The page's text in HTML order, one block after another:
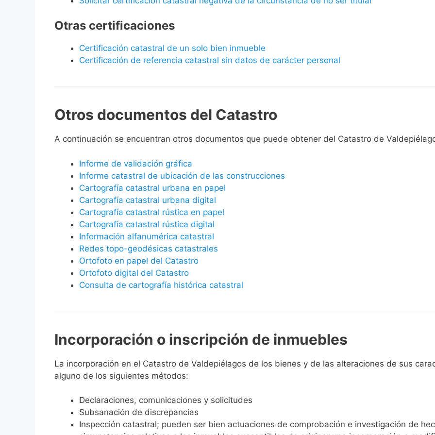
Otras certificaciones
Certificación catastral de un solo bien inmueble
Certificación de referencia catastral sin datos de carácter personal
Otros documentos del Catastro
A continuación se encuentran otros documentos que puede obtener del Catastro de
Informe de validación gráfica
Informe catastral de ubicación de las construcciones
Cartografía catastral urbana en papel
Cartografía catastral urbana digital
Cartografía catastral rústica en papel
Cartografía catastral rústica digital
Información alfanumérica catastral
Redes topo-geodésicas catastrales
Ortofoto en papel del Catastro
Ortofoto digital del Catastro
Consulta de cartografía histórica catastral
Incorporación o inscripción de inmuebles
La incorporación en el Catastro de Valdepiélagos de los bienes y de las alteraciones de sus
alguno de los siguientes métodos:
Declaraciones, comunicaciones y solicitudes
Subsanación de discrepancias
Inspección catastral; pueden ser bien actuaciones de comprobación e investigación de